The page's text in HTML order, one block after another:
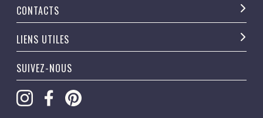
CONTACTS
LIENS UTILES
SUIVEZ-NOUS